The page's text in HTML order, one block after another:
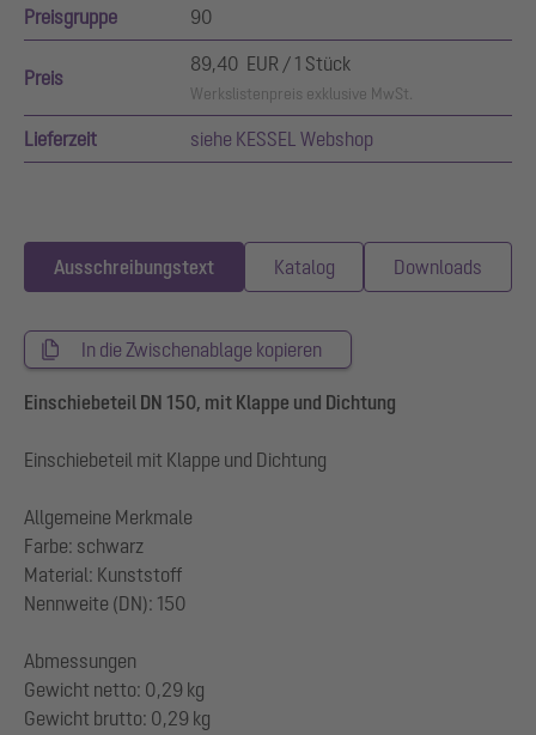
Preisgruppe 90
Preis
89,40 EUR / 1 Stück
Werkslistenpreis exklusive MwSt.
Lieferzeit siehe KESSEL Webshop
Ausschreibungstext Katalog Downloads
In die Zwischenablage kopieren
Einschiebeteil DN 150, mit Klappe und Dichtung
Einschiebeteil mit Klappe und Dichtung
Allgemeine Merkmale
Farbe: schwarz
Material: Kunststoff
Nennweite (DN): 150
Abmessungen
Gewicht netto: 0,29 kg
Gewicht brutto: 0,29 kg